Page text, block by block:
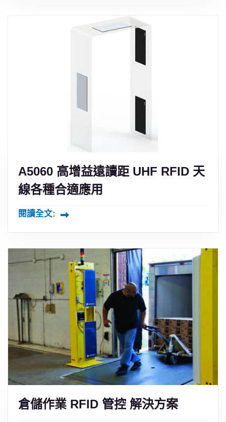
A5060 高增益遠讀距 UHF RFID 天
線各種合適應用
閱讀全文:
倉儲作業 RFID 管控 解決方案